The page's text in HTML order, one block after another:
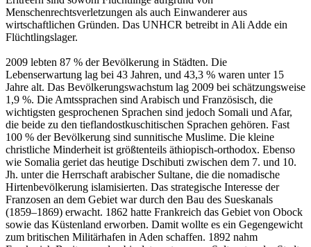
Menschenrechtsverletzungen als auch Einwanderer aus
wirtschaftlichen Gründen. Das UNHCR betreibt in Ali Adde ein
Flüchtlingslager.
2009 lebten 87 % der Bevölkerung in Städten. Die
Lebenserwartung lag bei 43 Jahren, und 43,3 % waren unter 15
Jahre alt. Das Bevölkerungswachstum lag 2009 bei schätzungsweise
1,9 %. Die Amtssprachen sind Arabisch und Französisch, die
wichtigsten gesprochenen Sprachen sind jedoch Somali und Afar,
die beide zu den tieflandostkuschitischen Sprachen gehören. Fast
100 % der Bevölkerung sind sunnitische Muslime. Die kleine
christliche Minderheit ist größtenteils äthiopisch-orthodox. Ebenso
wie Somalia geriet das heutige Dschibuti zwischen dem 7. und 10.
Jh. unter die Herrschaft arabischer Sultane, die die nomadische
Hirtenbevölkerung islamisierten. Das strategische Interesse der
Franzosen an dem Gebiet war durch den Bau des Sueskanals
(1859–1869) erwacht. 1862 hatte Frankreich das Gebiet von Obock
sowie das Küstenland erworben. Damit wollte es ein Gegengewicht
zum britischen Militärhafen in Aden schaffen. 1892 nahm